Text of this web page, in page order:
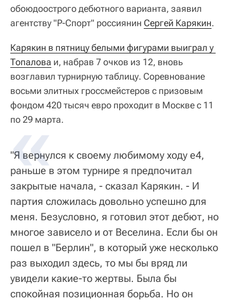
обоюдоострого дебютного варианта, заявил
агентству "Р-Спорт" россиянин Сергей Карякин.
Карякин в пятницу белыми фигурами выиграл у
Топалова и, набрав 7 очков из 12, вновь
возглавил турнирную таблицу. Соревнование
восьми элитных гроссмейстеров с призовым
фондом 420 тысяч евро проходит в Москве с 11
по 29 марта.
"Я вернулся к своему любимому ходу e4,
раньше в этом турнире я предпочитал
закрытые начала, - сказал Карякин. - И
партия сложилась довольно успешно для
меня. Безусловно, я готовил этот дебют, но
многое зависело и от Веселина. Если бы он
пошел в "Берлин", в который уже несколько
раз выходил здесь, то мы бы вряд ли
увидели какие-то жертвы. Была бы
спокойная позиционная борьба. Но он